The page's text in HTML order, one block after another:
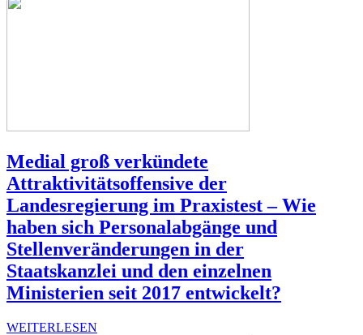
Medial groß verkündete
Attraktivitätsoffensive der
Landesregierung im Praxistest – Wie
haben sich Personalabgänge und
Stellenveränderungen in der
Staatskanzlei und den einzelnen
Ministerien seit 2017 entwickelt?
WEI­TER­LE­SEN